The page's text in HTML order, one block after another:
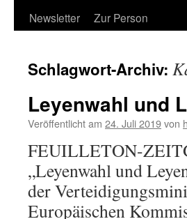
Newsletter
Zur Person
Schlagwort-Archiv:
Leyenwahl und
Veröffentlicht am 24. Juli 2019von
FEUILLETON-
„Leyenwahl und
der
Europäischen